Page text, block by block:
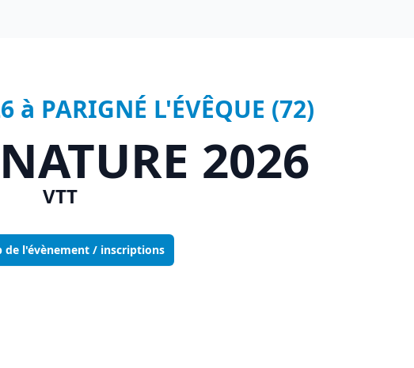
PARIGNÉ L'ÉVÊQUE (72)
2026
VTT
de l'évènement / inscriptions